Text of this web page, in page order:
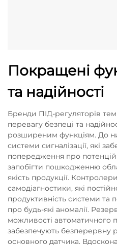
Покращені
та надійності
Бренди ПІД-регуляторів
перевагу безпеці та
розширеним функціям. До
системи сигналізації, які
попередження про
запобігти пошкодженню
якість продукції.
самодіагностики, які
продуктивність системи та
про будь-які аномалії.
можливості автоматичного
забезпечують безперервну
основного датчика.